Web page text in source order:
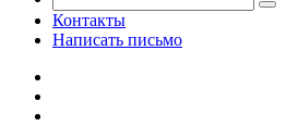
Контакты
Написать письмо